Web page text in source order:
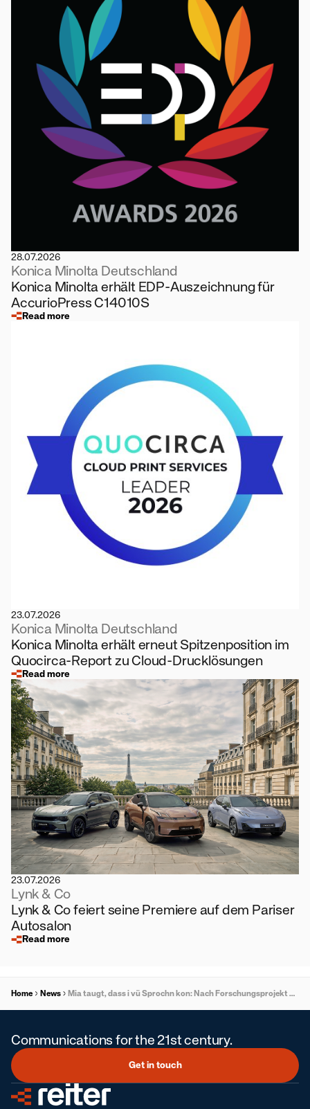
28.07.2026
Konica Minolta Deutschland
Konica Minolta erhält EDP-Auszeichnung für
AccurioPress C14010S
Read more
23.07.2026
Konica Minolta Deutschland
Konica Minolta erhält erneut Spitzenposition im
Quocirca-Report zu Cloud-Drucklösungen
Read more
23.07.2026
Lynk & Co
Lynk & Co feiert seine Premiere auf dem Pariser
Autosalon
Read more
Home News Mia taugt, dass i vü Sprochn kon: Nach Forschungsprojekt startet Plakatserie in Reininghaus
Communications for the 21st century.
Get in touch